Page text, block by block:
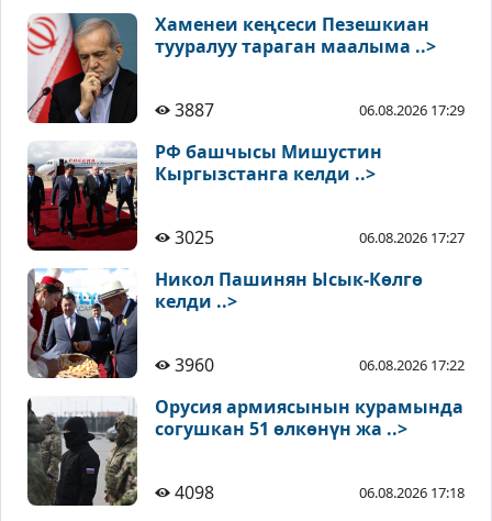
Хаменеи кеңсеси Пезешкиан
тууралуу тараган маалыма ..>
3887 06.08.2026 17:29
РФ башчысы Мишустин
Кыргызстанга келди ..>
3025 06.08.2026 17:27
Никол Пашинян Ысык-Көлгө
келди ..>
3960 06.08.2026 17:22
Орусия армиясынын курамында
согушкан 51 өлкөнүн жа ..>
4098 06.08.2026 17:18